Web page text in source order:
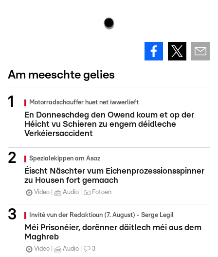
Am meeschte gelies
Motorradschauffer huet net iwwerlieft
En Donneschdeg den Owend koum et op der
Héicht vu Schieren zu engem déidleche
Verkéiersaccident
Spezialekippen am Asaz
Éischt Näschter vum Eichenprozessionsspinner
zu Housen fort gemaach
Video Audio Fotoen
Invité vun der Redaktioun (7. August) - Serge Legil
Méi Prisonéier, dorënner däitlech méi aus dem
Maghreb
Video Audio 3